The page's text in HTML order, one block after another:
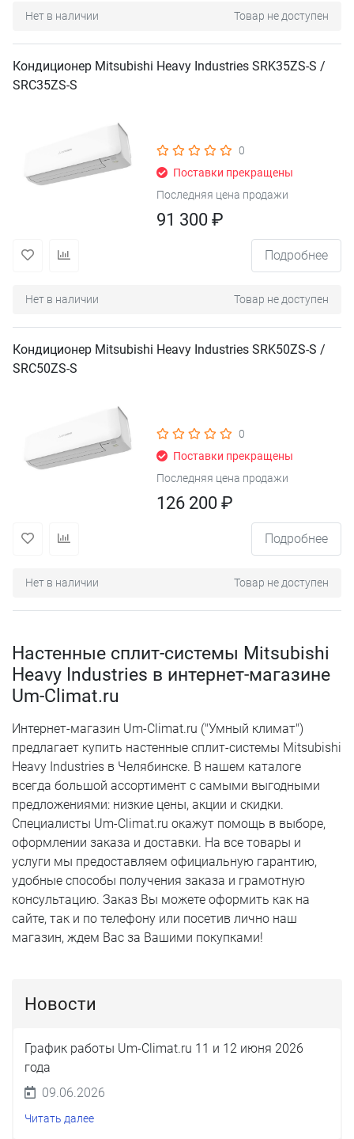
Новости
График работы Um-Climat.ru 11 и 12 июня 2026
года
09.06.2026
Читать далее
Нет в наличии Товар не доступен
Кондиционер Mitsubishi Heavy Industries SRK35ZS-S /
SRC35ZS-S
0
Поставки прекращены
Последняя цена продажи
91 300 ₽
Подробнее
Нет в наличии Товар не доступен
Кондиционер Mitsubishi Heavy Industries SRK50ZS-S /
SRC50ZS-S
0
Поставки прекращены
Последняя цена продажи
126 200 ₽
Подробнее
Нет в наличии Товар не доступен
Настенные сплит-системы Mitsubishi
Heavy Industries в интернет-магазине
Um-Climat.ru
Интернет-магазин Um-Climat.ru ("Умный климат")
предлагает купить настенные сплит-системы Mitsubishi
Heavy Industries в Челябинске. В нашем каталоге
всегда большой ассортимент с самыми выгодными
предложениями: низкие цены, акции и скидки.
Специалисты Um-Climat.ru окажут помощь в выборе,
оформлении заказа и доставки. На все товары и
услуги мы предоставляем официальную гарантию,
удобные способы получения заказа и грамотную
консультацию. Заказ Вы можете оформить как на
сайте, так и по телефону или посетив лично наш
магазин, ждем Вас за Вашими покупками!